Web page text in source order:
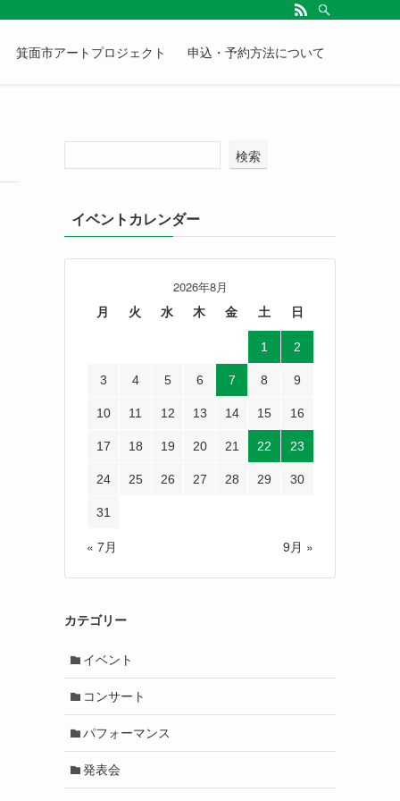
箕面市アートプロジェクト 申込・予約方法について
検索
イベントカレンダー
2026年8月
月 火 水 木 金 土 日
1 2
3 4 5 6 7 8 9
10 11 12 13 14 15 16
17 18 19 20 21 22 23
24 25 26 27 28 29 30
31
« 7月 9月 »
カテゴリー
イベント
コンサート
パフォーマンス
発表会